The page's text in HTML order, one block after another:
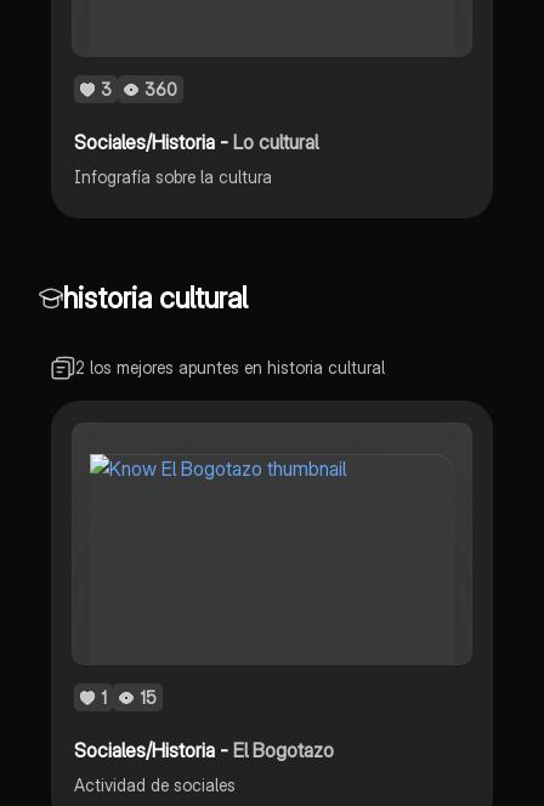
3 360
Sociales/Historia -Lo cultural
Infografía sobre la cultura
historia cultural
2 los mejores apuntes en historia cultural
1 15
Sociales/Historia -El Bogotazo
Actividad de sociales